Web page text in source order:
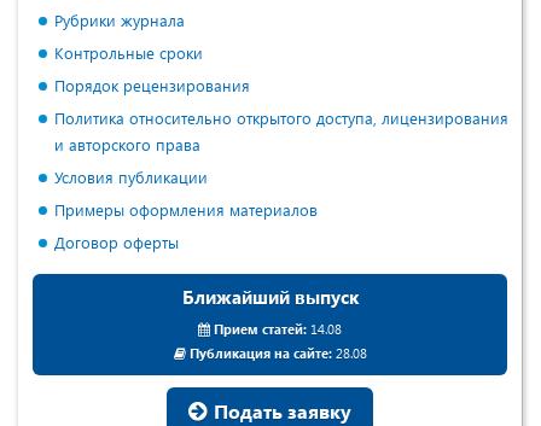
Рубрики журнала
Контрольные сроки
Порядок рецензирования
Политика относительно открытого доступа, лицензирования
и авторского права
Условия публикации
Примеры оформления материалов
Договор оферты
Ближайший выпуск
Прием статей: 14.08
Публикация на сайте:28.08
Подать заявку